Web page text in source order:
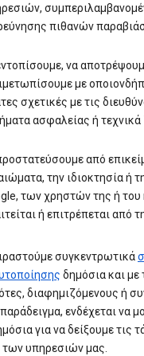
πιθανών
να
με
σχετικές με τις
ασφαλείας ή τεχνικά
από
την ιδιοκτησία ή
των χρηστών της ή
ή επιτρέπεται από
συγκεντρωτικά
δημόσια και με
διαφημιζόμενους ή
ενδέχεται να
για να δείξουμε τις
των υπηρεσιών μας.